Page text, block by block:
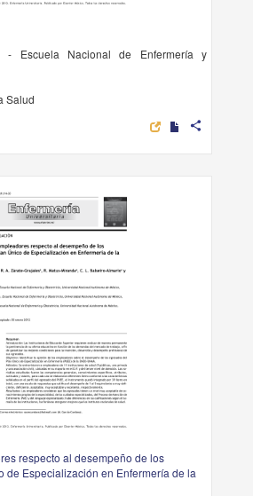
- Escuela Nacional de Enfermería y
Salud
share
respecto al desempeño de los
de Especialización en Enfermería de la